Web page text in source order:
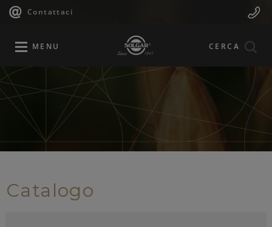
Salta
principale
Contattaci
Navigazione
Menu
MENU CERCA
Catalogo